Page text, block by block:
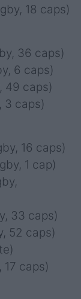
18 caps)
36 caps)
6 caps)
49 caps)
3 caps)
16 caps)
1 cap)
33 caps)
52 caps)
17 caps)